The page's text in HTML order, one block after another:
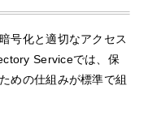
号化と適切なアクセス
Serviceでは、保
めの仕組みが標準で組